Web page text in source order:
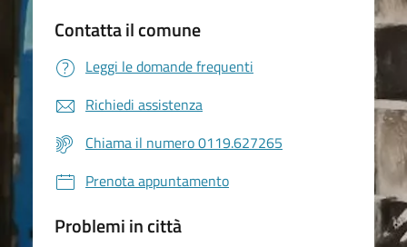
Contatta il comune
Leggi le domande frequenti
Richiedi assistenza
Chiama il numero 0119.627265
Prenota appuntamento
Problemi in città